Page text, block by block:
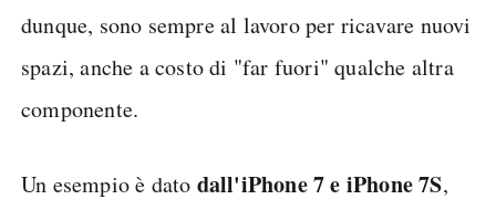
dunque, sono sempre al lavoro per ricavare nuovi
spazi, anche a costo di "far fuori" qualche altra
componente.
Un esempio è dato dall'iPhone 7 e iPhone 7S,